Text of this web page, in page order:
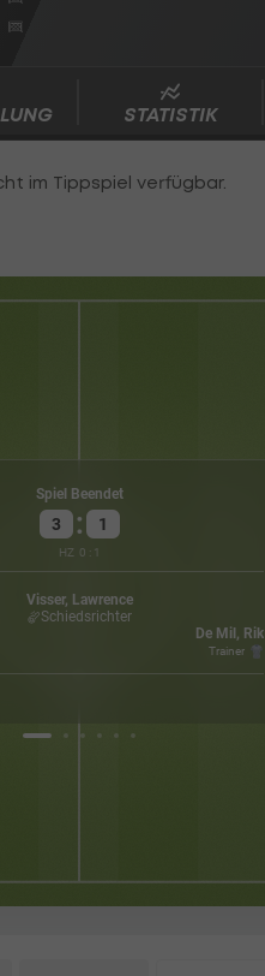
STATISTIK
Spiel Beendet
3 : 1
HZ 0 1
Visser, Lawrence
Schiedsrichter
De Mil, Rik
Trainer